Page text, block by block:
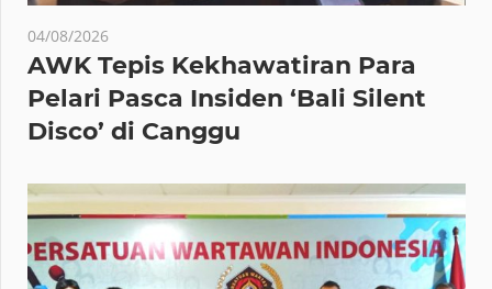
04/08/2026
AWK Tepis Kekhawatiran Para
Pelari Pasca Insiden ‘Bali Silent
Disco’ di Canggu